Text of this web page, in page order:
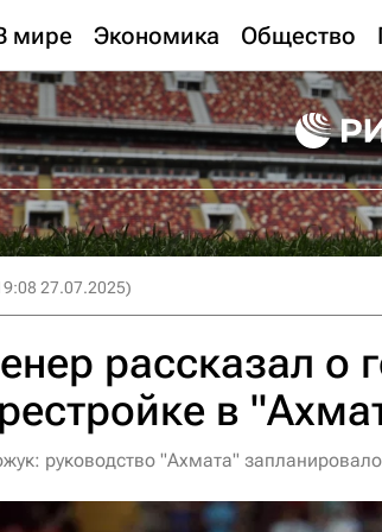
мире Экономика Общество
27.07.2025)
рассказал о
в
руководство "Ахмата"